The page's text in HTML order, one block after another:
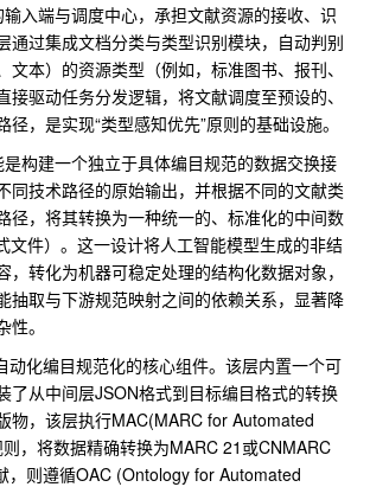
入端与调度中心，承担文献资源的接收、识
通过集成文档分类与类型识别模块，自动判别
文本）的资源类型（例如，标准图书、报刊、
接驱动任务分发逻辑，将文献调度至预设的、
，是实现“类型感知优先”原则的基础设施。
构建一个独立于具体编目规范的数据交换接
同技术路径的原始输出，并根据不同的文献类
径，将其转换为一种统一的、标准化的中间数
文件）。这一设计将人工智能模型生成的非结
，转化为机器可稳定处理的结构化数据对象，
抽取与下游规范映射之间的依赖关系，显著降
。
动化编目规范化的核心组件。该层内置一个可
了从中间层JSON格式到目标编目格式的转换
物，该层执行MAC(MARC for Automated
，将数据精确转换为MARC 21或CNMARC
，则遵循OAC (Ontology for Automated